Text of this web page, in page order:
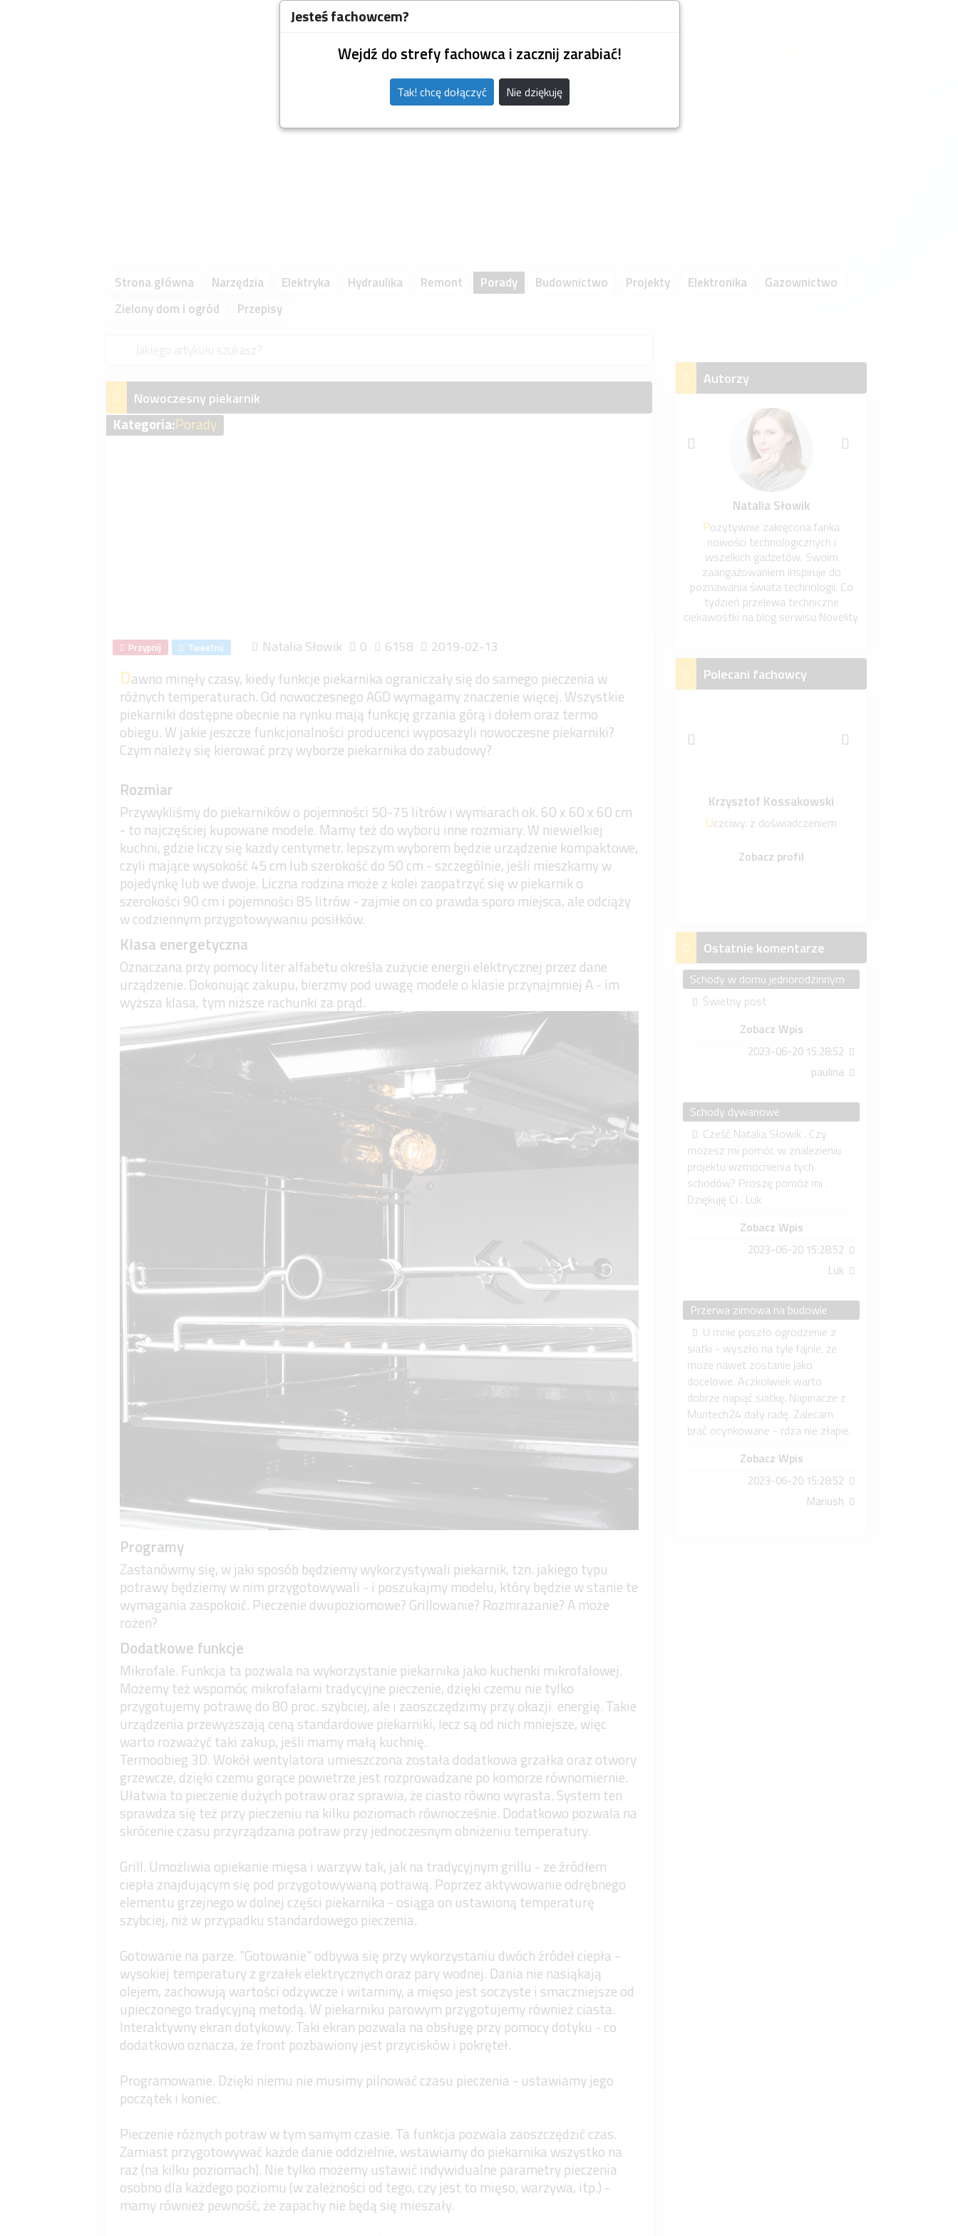
Strona główna Narzędzia Elektryka Hydraulika Remont Porady Budownictwo Projekty Elektronika
Gazownictwo
Zielony dom i ogród
Przepisy
Nowoczesny piekarnik
Kategoria:Porady
Przypnij Tweetnij Natalia Słowik 0 6158 2019-02-13
Dawno minęły czasy, kiedy funkcje piekarnika ograniczały się do samego pieczenia w
różnych temperaturach. Od nowoczesnego AGD wymagamy znaczenie więcej. Wszystkie
piekarniki dostępne obecnie na rynku mają funkcję grzania górą i dołem oraz termo
obiegu. W jakie jeszcze funkcjonalności producenci wyposażyli nowoczesne piekarniki?
Czym należy się kierować przy wyborze piekarnika do zabudowy?
Rozmiar
Przywykliśmy do piekarników o pojemności 50-75 litrów i wymiarach ok. 60 x 60 x 60 cm
- to najczęściej kupowane modele. Mamy też do wyboru inne rozmiary. W niewielkiej
kuchni, gdzie liczy się każdy centymetr, lepszym wyborem będzie urządzenie kompaktowe,
czyli mające wysokość 45 cm lub szerokość do 50 cm - szczególnie, jeśli mieszkamy w
pojedynkę lub we dwoje. Liczna rodzina może z kolei zaopatrzyć się w piekarnik o
szerokości 90 cm i pojemności 85 litrów - zajmie on co prawda sporo miejsca, ale odciąży
w codziennym przygotowywaniu posiłków.
Klasa energetyczna
Oznaczana przy pomocy liter alfabetu określa zużycie energii elektrycznej przez dane
urządzenie. Dokonując zakupu, bierzmy pod uwagę modele o klasie przynajmniej A - im
wyższa klasa, tym niższe rachunki za prąd.
Programy
Zastanówmy się, w jaki sposób będziemy wykorzystywali piekarnik, tzn. jakiego typu
potrawy będziemy w nim przygotowywali - i poszukajmy modelu, który będzie w stanie te
wymagania zaspokoić. Pieczenie dwupoziomowe? Grillowanie? Rozmrażanie? A może
rożen?
Dodatkowe funkcje
Mikrofale. Funkcja ta pozwala na wykorzystanie piekarnika jako kuchenki mikrofalowej.
Możemy też wspomóc mikrofalami tradycyjne pieczenie, dzięki czemu nie tylko
przygotujemy potrawę do 80 proc. szybciej, ale i zaoszczędzimy przy okazji energię. Takie
urządzenia przewyższają ceną standardowe piekarniki, lecz są od nich mniejsze, więc
warto rozważyć taki zakup, jeśli mamy małą kuchnię.
Termoobieg 3D. Wokół wentylatora umieszczona została dodatkowa grzałka oraz otwory
grzewcze, dzięki czemu gorące powietrze jest rozprowadzane po komorze równomiernie.
Ułatwia to pieczenie dużych potraw oraz sprawia, że ciasto równo wyrasta. System ten
sprawdza się też przy pieczeniu na kilku poziomach równocześnie. Dodatkowo pozwala na
skrócenie czasu przyrządzania potraw przy jednoczesnym obniżeniu temperatury.
Grill. Umożliwia opiekanie mięsa i warzyw tak, jak na tradycyjnym grillu - ze źródłem
ciepła znajdującym się pod przygotowywaną potrawą. Poprzez aktywowanie odrębnego
elementu grzejnego w dolnej części piekarnika - osiąga on ustawioną temperaturę
szybciej, niż w przypadku standardowego pieczenia.
Gotowanie na parze. "Gotowanie" odbywa się przy wykorzystaniu dwóch źródeł ciepła -
wysokiej temperatury z grzałek elektrycznych oraz pary wodnej. Dania nie nasiąkają
olejem, zachowują wartości odżywcze i witaminy, a mięso jest soczyste i smaczniejsze od
upieczonego tradycyjną metodą. W piekarniku parowym przygotujemy również ciasta.
Interaktywny ekran dotykowy. Taki ekran pozwala na obsługę przy pomocy dotyku - co
dodatkowo oznacza, że front pozbawiony jest przycisków i pokręteł.
Programowanie. Dzięki niemu nie musimy pilnować czasu pieczenia - ustawiamy jego
początek i koniec.
Pieczenie różnych potraw w tym samym czasie. Ta funkcja pozwala zaoszczędzić czas.
Zamiast przygotowywać każde danie oddzielnie, wstawiamy do piekarnika wszystko na
raz (na kilku poziomach). Nie tylko możemy ustawić indywidualne parametry pieczenia
osobno dla każdego poziomu (w zależności od tego, czy jest to mięso, warzywa, itp.) -
mamy również pewność, że zapachy nie będą się mieszały.
Autorzy
Elżbieta Pisarska
Jestem młodą pozytywnie
nastawioną do życia kobietą, która
wzięła życie w swoje ręce.
Nowoczesne technologie w domu to
moja pasja.
Polecani fachowcy
Krzysztof Kossakowski
Uczciwy. z doświadczeniem
Zobacz profil
Ostatnie komentarze
Schody w domu jednorodzinnym
Świetny post
Zobacz Wpis
2023-06-20 15:28:52
paulina
Schody dywanowe
Cześć Natalia Słowik . Czy
możesz mi pomóc w znalezieniu
projektu wzmocnienia tych
schodów? Proszę pomóż mi .
Dziękuję Ci . Luk
Zobacz Wpis
2023-06-20 15:28:52
Luk
Przerwa zimowa na budowie
U mnie poszło ogrodzenie z
siatki - wyszło na tyle fajnie, że
może nawet zostanie jako
docelowe. Aczkolwiek warto
dobrze napiąć siatkę. Napinacze z
Muntech24 dały radę. Zalecam
brać ocynkowane - rdza nie złapie.
Zobacz Wpis
2023-06-20 15:28:52
Mariush
Jesteś fachowcem?
Wejdź do strefy fachowca i zacznij zarabiać!
Tak! chcę dołączyć Nie dziękuję